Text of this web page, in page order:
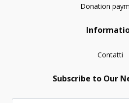
Donation
Contatti
Subscribe to Our